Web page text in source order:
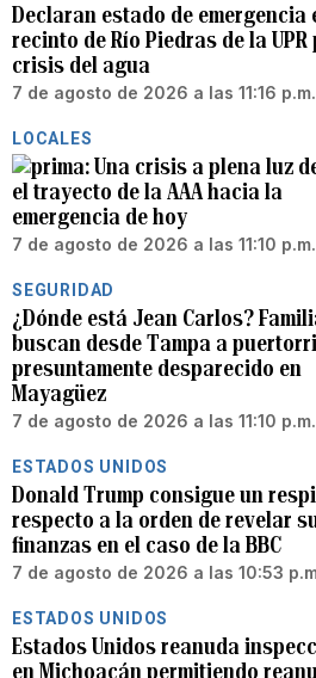
Declaran estado de emergencia
recinto de Río Piedras de la UPR
crisis del agua
7 de agosto de 2026 a las 11:16 p.m.
LOCALES
Una crisis a plena luz
el trayecto de la AAA hacia la
emergencia de hoy
7 de agosto de 2026 a las 11:10 p.m.
SEGURIDAD
¿Dónde está Jean Carlos?
buscan desde Tampa a
presuntamente desparecido en
Mayagüez
7 de agosto de 2026 a las 11:10 p.m.
ESTADOS UNIDOS
Donald Trump consigue un
respecto a la orden de revelar
finanzas en el caso de la BBC
7 de agosto de 2026 a las 10:53
ESTADOS UNIDOS
Estados Unidos reanuda
en Michoacán permitiendo